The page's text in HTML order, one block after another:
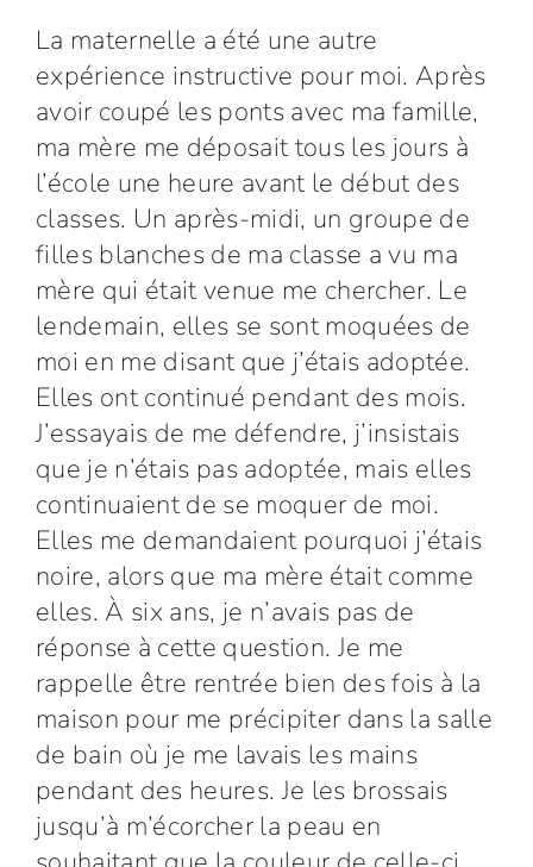
La maternelle a été une autre
expérience instructive pour moi. Après
avoir coupé les ponts avec ma famille,
ma mère me déposait tous les jours à
l’école une heure avant le début des
classes. Un après-midi, un groupe de
filles blanches de ma classe a vu ma
mère qui était venue me chercher. Le
lendemain, elles se sont moquées de
moi en me disant que j’étais adoptée.
Elles ont continué pendant des mois.
J’essayais de me défendre, j’insistais
que je n’étais pas adoptée, mais elles
continuaient de se moquer de moi.
Elles me demandaient pourquoi j’étais
noire, alors que ma mère était comme
elles. À six ans, je n’avais pas de
réponse à cette question. Je me
rappelle être rentrée bien des fois à la
maison pour me précipiter dans la salle
de bain où je me lavais les mains
pendant des heures. Je les brossais
jusqu’à m’écorcher la peau en